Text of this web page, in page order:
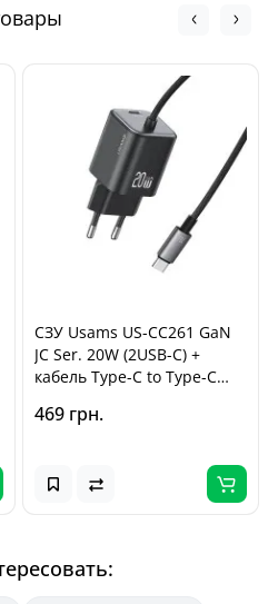
СЗУ Usams US-CC261 GaN
JC Ser. 20W (2USB-C) +
кабель Type-C to Type-C
469 грн.